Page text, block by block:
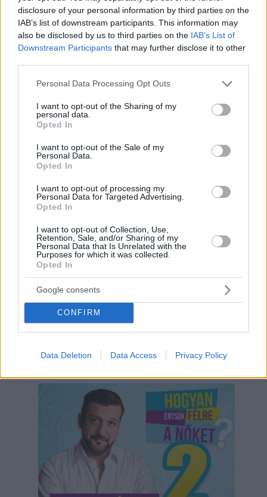
disclosure of your personal information by third parties on the
IAB’s list of downstream participants. This information may
also be disclosed by us to third parties on the IAB’s List of
Downstream Participants that may further disclose it to other
Please note that this website/app uses one or more Google
not limited to your visit or usage behaviour. You may click to
grant or deny consent to Google and its third-party tags to
use your data for below specified purposes in below Google
consent section.
Personal Data Processing Opt Outs
I want to opt-out of the Sharing of my
personal data.
Opted In
I want to opt-out of the Sale of my
Personal Data.
Opted In
I want to opt-out of processing my
Personal Data for Targeted Advertising.
Opted In
I want to opt-out of Collection, Use,
Retention, Sale, and/or Sharing of my
Personal Data that Is Unrelated with the
Purposes for which it was collected.
Opted In
Google consents
CONFIRM
Data Deletion Data Access Privacy Policy
Hirdetés
Hirdetés